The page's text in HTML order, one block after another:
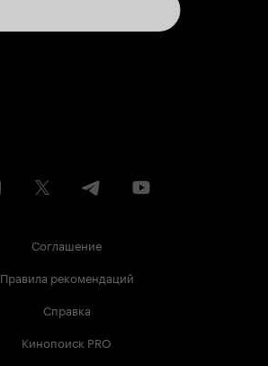
Соглашение
Правила рекомендаций
Справка
Кинопоиск PRO